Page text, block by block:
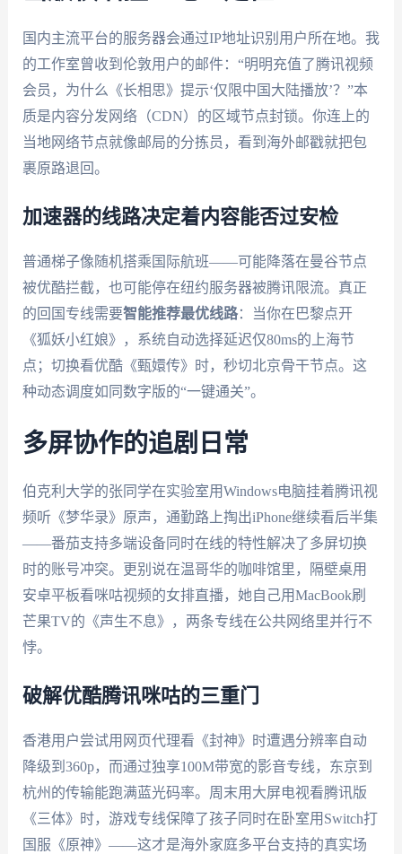
国内主流平台的服务器会通过IP地址识别用户所在地。我
的工作室曾收到伦敦用户的邮件：“明明充值了腾讯视频
会员，为什么《长相思》提示‘仅限中国大陆播放’？”本
质是内容分发网络（CDN）的区域节点封锁。你连上的
当地网络节点就像邮局的分拣员，看到海外邮戳就把包
裹原路退回。
加速器的线路决定着内容能否过安检
普通梯子像随机搭乘国际航班——可能降落在曼谷节点
被优酷拦截，也可能停在纽约服务器被腾讯限流。真正
的回国专线需要智能推荐最优线路：当你在巴黎点开
《狐妖小红娘》，系统自动选择延迟仅80ms的上海节
点；切换看优酷《甄嬛传》时，秒切北京骨干节点。这
种动态调度如同数字版的“一键通关”。
多屏协作的追剧日常
伯克利大学的张同学在实验室用Windows电脑挂着腾讯视
频听《梦华录》原声，通勤路上掏出iPhone继续看后半集
——番茄支持多端设备同时在线的特性解决了多屏切换
时的账号冲突。更别说在温哥华的咖啡馆里，隔壁桌用
安卓平板看咪咕视频的女排直播，她自己用MacBook刷
芒果TV的《声生不息》，两条专线在公共网络里并行不
悖。
破解优酷腾讯咪咕的三重门
香港用户尝试用网页代理看《封神》时遭遇分辨率自动
降级到360p，而通过独享100M带宽的影音专线，东京到
杭州的传输能跑满蓝光码率。周末用大屏电视看腾讯版
《三体》时，游戏专线保障了孩子同时在卧室用Switch打
国服《原神》——这才是海外家庭多平台支持的真实场